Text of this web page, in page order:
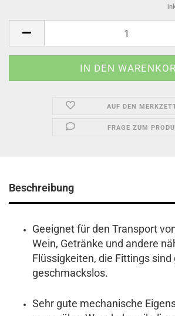
AUF DEN
FRAGE ZUM
Beschreibung
Geeignet für den Transport
Wein, Getränke und andere
Flüssigkeiten, die Fittings sind
geschmackslos.
Sehr gute mechanische